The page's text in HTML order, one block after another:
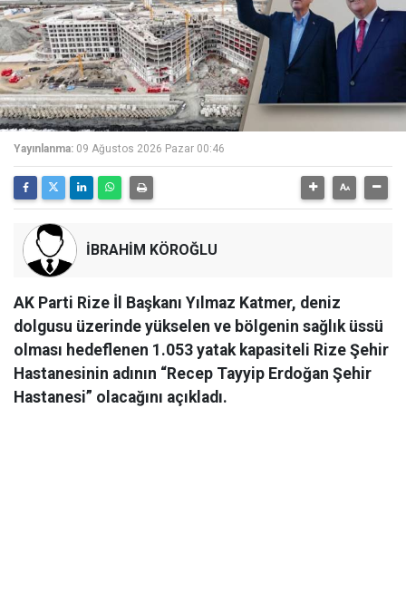
Yayınlanma: 09 Ağustos 2026 Pazar 00:46
İBRAHİM KÖROĞLU
AK Parti Rize İl Başkanı Yılmaz Katmer, deniz
dolgusu üzerinde yükselen ve bölgenin sağlık üssü
olması hedeflenen 1.053 yatak kapasiteli Rize Şehir
Hastanesinin adının “Recep Tayyip Erdoğan Şehir
Hastanesi” olacağını açıkladı.